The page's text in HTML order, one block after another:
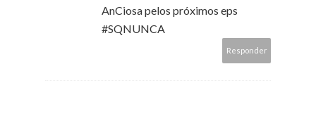
AnCiosa pelos próximos eps
#SQNUNCA
Responder